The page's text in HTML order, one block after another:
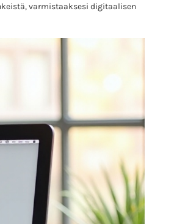
varmistaaksesi digitaalisen